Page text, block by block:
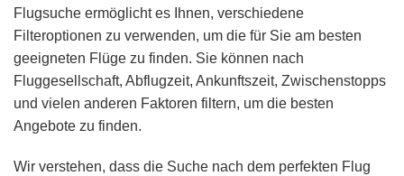
Flugsuche ermöglicht es Ihnen, verschiedene
Filteroptionen zu verwenden, um die für Sie am besten
geeigneten Flüge zu finden. Sie können nach
Fluggesellschaft, Abflugzeit, Ankunftszeit, Zwischenstopps
und vielen anderen Faktoren filtern, um die besten
Angebote zu finden.
Wir verstehen, dass die Suche nach dem perfekten Flug